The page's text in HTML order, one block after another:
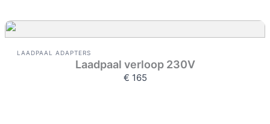
LAADPAAL ADAPTERS
Laadpaal verloop 230V
€ 165